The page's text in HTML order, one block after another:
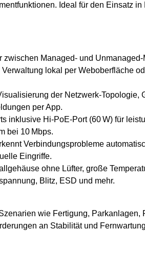
Ideal für den Einsatz in
zwischen Managed- und Unmanaged-
lokal per Weboberfläche
der Netzwerk-Topologie,
per App.
inklusive Hi-PoE-Port (60 W) für
bei 10 Mbps.
Verbindungsprobleme
Eingriffe.
ohne Lüfter, große
Blitz, ESD und mehr.
wie Fertigung, Parkanlagen,
an Stabilität und